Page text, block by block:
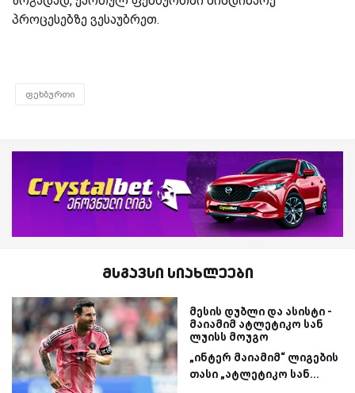
პროცესებზე ვესაუბრეთ.
ფეხბურთი
მსგავსი სიახლეები
მესის დუბლი და ასისტი -
მაიამიმ ატლეტიკო სან
ლუისს მოუგო
„ინტერ მაიამიმ“ ლიგების
თასი „ატლეტიკო სან...